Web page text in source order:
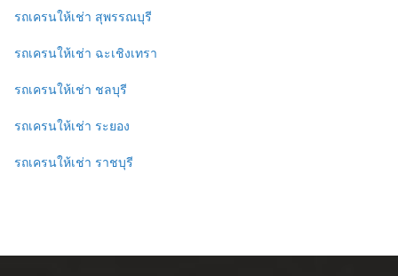
รถเครนให้เช่า สุพรรณบุรี
รถเครนให้เช่า ฉะเชิงเทรา
รถเครนให้เช่า ชลบุรี
รถเครนให้เช่า ระยอง
รถเครนให้เช่า ราชบุรี